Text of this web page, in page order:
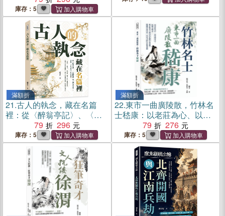
時期的荒唐與精采
庫存：5
滿額折
21.古人的執念，藏在名篇
裡：從〈醉翁亭記〉、〈岳
陽樓記〉到〈湖心亭看
雪〉，讀懂二十位文豪的人
生與成敗
79 296
庫存：5
滿額折
22.東市一曲廣陵散，竹林名
士嵇康：以老莊為心、以琴
聲寄志、以絕交明志……從
正始名士到司馬氏眼中的異
端，從魏晉易代看一代奇才
的自由與悲劇
79 276
庫存：5